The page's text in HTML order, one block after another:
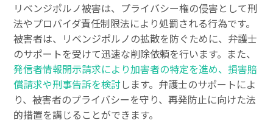
リベンジポルノ被害は、プライバシー権の侵害として刑
法やプロバイダ責任制限法により処罰される行為です。
被害者は、リベンジポルノの拡散を防ぐために、弁護士
のサポートを受けて迅速な削除依頼を行います。また、
発信者情報開示請求により加害者の特定を進め、損害賠
償請求や刑事告訴を検討します。弁護士のサポートによ
り、被害者のプライバシーを守り、再発防止に向けた法
的措置を講じることができます。